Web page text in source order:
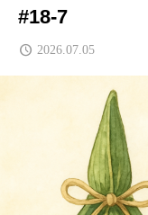
#18-7
2026.07.05